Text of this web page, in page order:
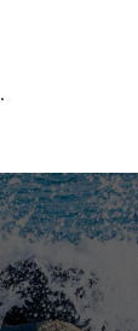
mÃªme.